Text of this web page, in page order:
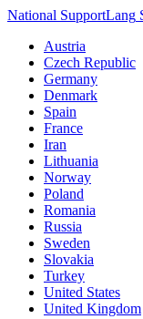
National SupportLang
Austria
Czech Republic
Germany
Denmark
Spain
France
Iran
Lithuania
Norway
Poland
Romania
Russia
Sweden
Slovakia
Turkey
United States
United Kingdom